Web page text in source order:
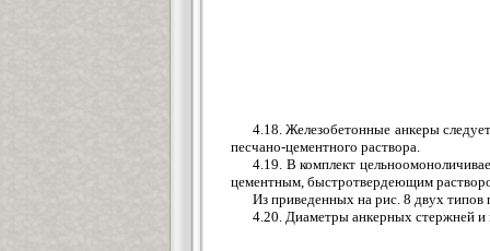
4.18. Железобетонные анкеры
песчано-цементного раствора.
4.19. В комплект
цементным, быстротвердеющим
Из приведенных на рис. 8 двух типов
4.20. Диаметры анкерных стержней и